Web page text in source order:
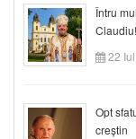
Întru
Claudiu!
22
Opt
creștin